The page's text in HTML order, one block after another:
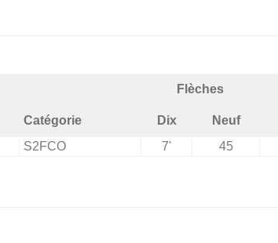
Flèches
Catégorie Dix Neuf
S2FCO 7' 45